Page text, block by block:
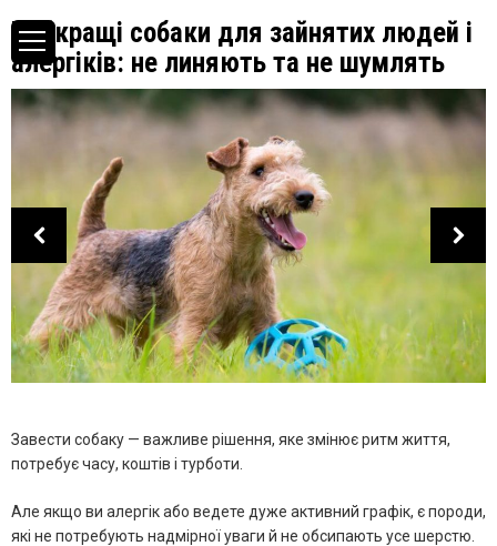
Найкращі собаки для зайнятих людей і
алергіків: не линяють та не шумлять
Завести собаку — важливе рішення, яке змінює ритм життя,
потребує часу, коштів і турботи.
Але якщо ви алергік або ведете дуже активний графік, є породи,
які не потребують надмірної уваги й не обсипають усе шерстю.